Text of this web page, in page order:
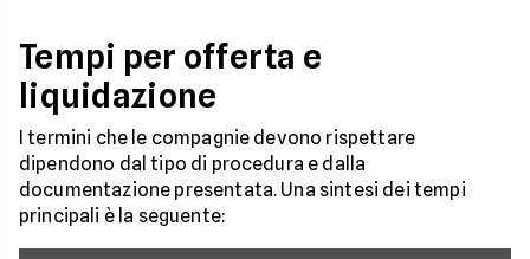
Tempi per offerta e
liquidazione
I termini che le compagnie devono rispettare
dipendono dal tipo di procedura e dalla
documentazione presentata. Una sintesi dei tempi
principali è la seguente: